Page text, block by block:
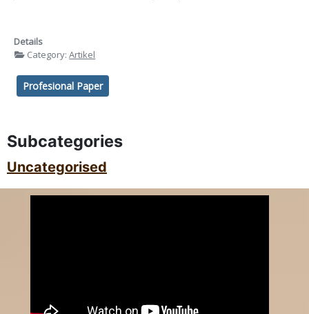
Details
Category:Artikel
Profesional Paper
Subcategories
Uncategorised